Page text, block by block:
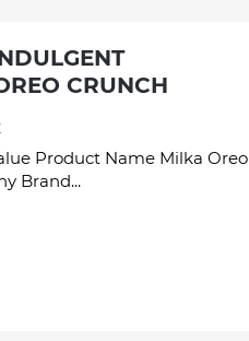
CRUNCH
Product Name Milka Oreo
Brand...